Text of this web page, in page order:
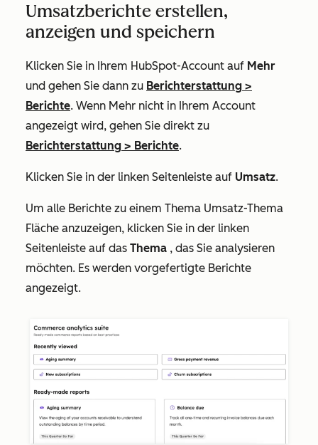
Umsatzberichte erstellen,
anzeigen und speichern
Klicken Sie in Ihrem HubSpot-Account auf Mehr
und gehen Sie dann zu Berichterstattung >
Berichte. Wenn Mehr nicht in Ihrem Account
angezeigt wird, gehen Sie direkt zu
Berichterstattung > Berichte.
Klicken Sie in der linken Seitenleiste auf Umsatz.
Um alle Berichte zu einem Thema Umsatz-Thema
Fläche anzuzeigen, klicken Sie in der linken
Seitenleiste auf das Thema , das Sie analysieren
möchten. Es werden vorgefertigte Berichte
angezeigt.